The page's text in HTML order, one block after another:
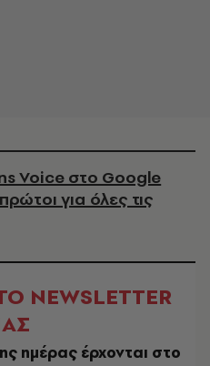
Voice στο Google
για όλες τις
NEWSLETTER
ημέρας έρχονται στο